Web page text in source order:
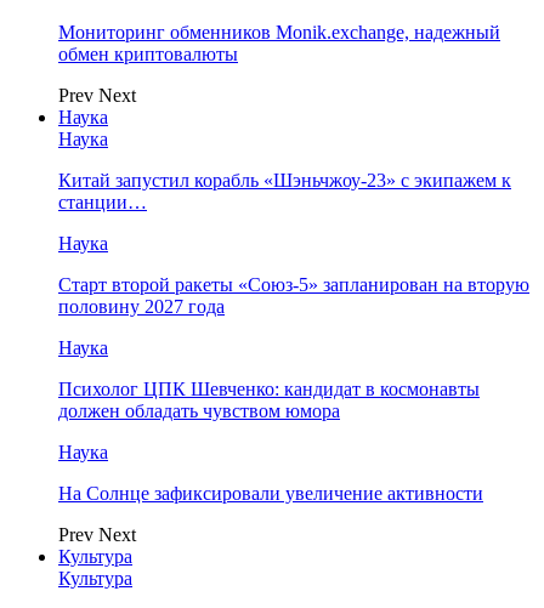
Мониторинг обменников Monik.exchange, надежный
обмен криптовалюты
Prev Next
Наука
Наука
Китай запустил корабль «Шэньчжоу-23» с экипажем к
станции…
Наука
Старт второй ракеты «Союз-5» запланирован на вторую
половину 2027 года
Наука
Психолог ЦПК Шевченко: кандидат в космонавты
должен обладать чувством юмора
Наука
На Солнце зафиксировали увеличение активности
Prev Next
Культура
Культура